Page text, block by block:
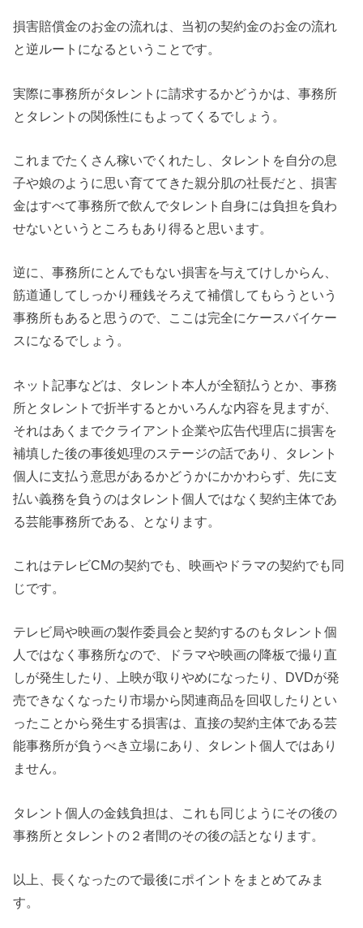
損害賠償金のお金の流れは、当初の契約金のお金の流れ
と逆ルートになるということです。
実際に事務所がタレントに請求するかどうかは、事務所
とタレントの関係性にもよってくるでしょう。
これまでたくさん稼いでくれたし、タレントを自分の息
子や娘のように思い育ててきた親分肌の社長だと、損害
金はすべて事務所で飲んでタレント自身には負担を負わ
せないというところもあり得ると思います。
逆に、事務所にとんでもない損害を与えてけしからん、
筋道通してしっかり種銭そろえて補償してもらうという
事務所もあると思うので、ここは完全にケースバイケー
スになるでしょう。
ネット記事などは、タレント本人が全額払うとか、事務
所とタレントで折半するとかいろんな内容を見ますが、
それはあくまでクライアント企業や広告代理店に損害を
補填した後の事後処理のステージの話であり、タレント
個人に支払う意思があるかどうかにかかわらず、先に支
払い義務を負うのはタレント個人ではなく契約主体であ
る芸能事務所である、となります。
これはテレビCMの契約でも、映画やドラマの契約でも同
じです。
テレビ局や映画の製作委員会と契約するのもタレント個
人ではなく事務所なので、ドラマや映画の降板で撮り直
しが発生したり、上映が取りやめになったり、DVDが発
売できなくなったり市場から関連商品を回収したりとい
ったことから発生する損害は、直接の契約主体である芸
能事務所が負うべき立場にあり、タレント個人ではあり
ません。
タレント個人の金銭負担は、これも同じようにその後の
事務所とタレントの２者間のその後の話となります。
以上、長くなったので最後にポイントをまとめてみま
す。